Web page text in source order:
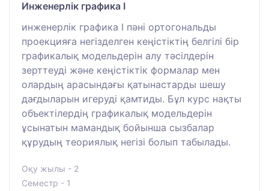
Инженерлік графика I
инженерлік графика I пәні ортогональды
проекцияға негізделген кеңістіктің белгілі бір
графикалық модельдерін алу тәсілдерін
зерттеуді және кеңістіктік формалар мен
олардың арасындағы қатынастарды шешу
дағдыларын игеруді қамтиды. Бұл курс нақты
объектілердің графикалық модельдерін
ұсынатын мамандық бойынша сызбалар
құрудың теориялық негізі болып табылады.
Оқу жылы - 2
Семестр - 1